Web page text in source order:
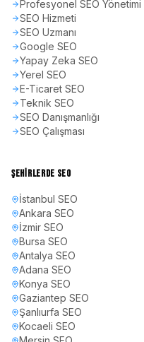
Profesyonel SEO Yönetimi
SEO Hizmeti
SEO Uzmanı
Google SEO
Yapay Zeka SEO
Yerel SEO
E-Ticaret SEO
Teknik SEO
SEO Danışmanlığı
SEO Çalışması
ŞEHIRLERDE SEO
İstanbul SEO
Ankara SEO
İzmir SEO
Bursa SEO
Antalya SEO
Adana SEO
Konya SEO
Gaziantep SEO
Şanlıurfa SEO
Kocaeli SEO